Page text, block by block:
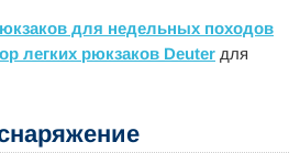
для недельных походов
легких рюкзаков Deuter для